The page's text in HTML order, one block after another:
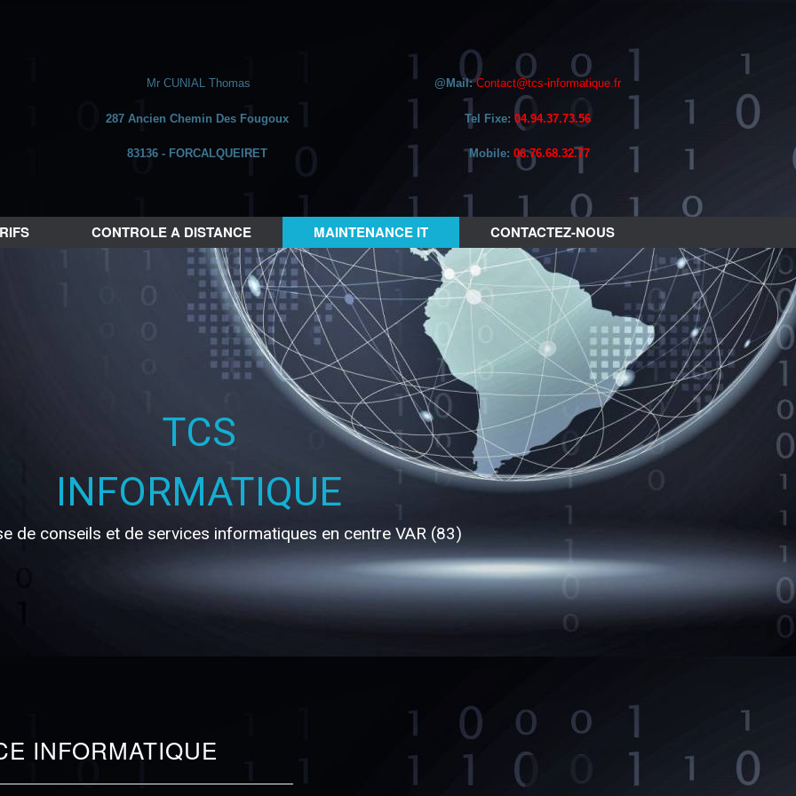
Mr CUNIAL Thomas
287 Ancien Chemin Des Fougoux
83136 - FORCALQUEIRET
@Mail: Contact@tcs-informatique.fr
Tel Fixe: 04.94.37.73.56
Mobile: 06.76.68.32.77
CONTROLE A DISTANCE MAINTENANCE IT CONTACTEZ-NOUS
TCS
INFORMATIQUE
de conseils et de services informatiques en centre VAR (83)
promesse
INFORMATIQUE